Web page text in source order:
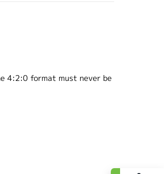
4:2:0 format must never be